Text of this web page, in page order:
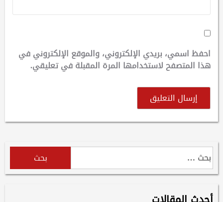
احفظ اسمي، بريدي الإلكتروني، والموقع الإلكتروني في
هذا المتصفح لاستخدامها المرة المقبلة في تعليقي.
البحث
عن: